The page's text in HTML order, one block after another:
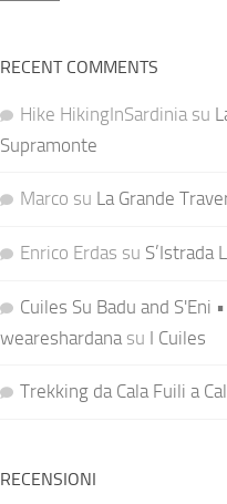
RECENT COMMENTS
Hike HikingInSardinia su
Supramonte
Marco su La Grande
Enrico Erdas su S’Istrada
Cuiles Su Badu and S'Eni
weareshardana su I Cuiles
Trekking da Cala Fuili a
RECENSIONI